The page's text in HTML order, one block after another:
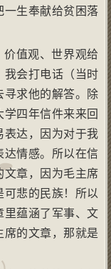
一生奉献给贫困落
价值观、世界观给
我会打电话（当时
寻求他的解答。除
四年信件来来回
表达，因为对于我
达情感。所以在信
文章，因为毛主席
悲的民族！所以
里蕴涵了军事、文
席的文章，那就是